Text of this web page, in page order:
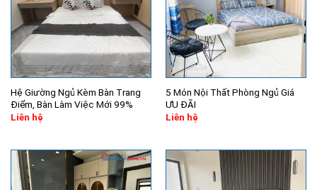
Hệ Giường Ngủ Kèm Bàn Trang
Điểm, Bàn Làm Việc Mới 99%
Liên hệ
5 Món Nội Thất Phòng Ngủ Giá
ƯU ĐÃI
Liên hệ